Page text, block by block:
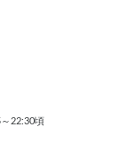
22:30頃